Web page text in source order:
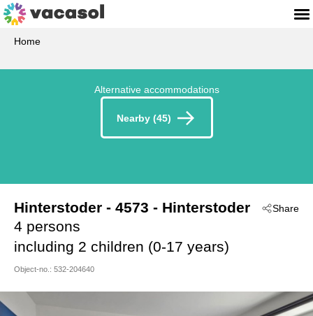
Home
Alternative accommodations
Nearby (45)
Share
Hinterstoder - 4573 - Hinterstoder
4 persons
including 2 children (0-17 years)
Object-no.: 532-204640